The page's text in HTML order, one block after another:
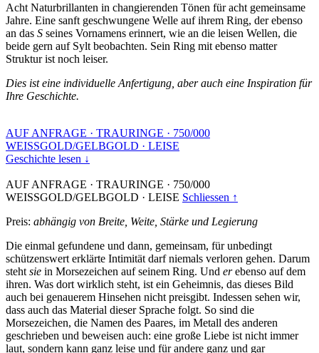
Acht Naturbrillanten in changierenden Tönen für acht gemeinsame
Jahre. Eine sanft geschwungene Welle auf ihrem Ring, der ebenso
an das S seines Vornamens erinnert, wie an die leisen Wellen, die
beide gern auf Sylt beobachten. Sein Ring mit ebenso matter
Struktur ist noch leiser.
Dies ist eine individuelle Anfertigung, aber auch eine Inspiration für
Ihre Geschichte.
AUF ANFRAGE · TRAURINGE · 750/000
WEISSGOLD/GELBGOLD · LEISE
Geschichte lesen ↓
AUF ANFRAGE · TRAURINGE · 750/000
WEISSGOLD/GELBGOLD · LEISE Schliessen ↑
Preis: abhängig von Breite, Weite, Stärke und Legierung
Die einmal gefundene und dann, gemeinsam, für unbedingt
schützenswert erklärte Intimität darf niemals verloren gehen. Darum
steht sie in Morsezeichen auf seinem Ring. Und erebenso auf dem
ihren. Was dort wirklich steht, ist ein Geheimnis, das dieses Bild
auch bei genauerem Hinsehen nicht preisgibt. Indessen sehen wir,
dass auch das Material dieser Sprache folgt. So sind die
Morsezeichen, die Namen des Paares, im Metall des anderen
geschrieben und beweisen auch: eine große Liebe ist nicht immer
laut, sondern kann ganz leise und für andere ganz und gar